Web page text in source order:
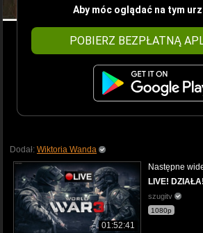
Aby móc oglądać na tym
POBIERZ BEZPŁATNĄ
Dodał: Wiktoria Wanda
01:52:41
Następne
LIVE!
szugitv
1080p